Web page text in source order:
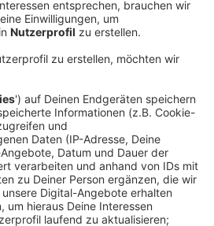
.
13 Uhr im Bereich
rund 80 Meter hinterm
Rurbrücke. Von da aus fahren
die Rur durch die Monschauer
am Café Bistro
sind die spektakulären
und an der